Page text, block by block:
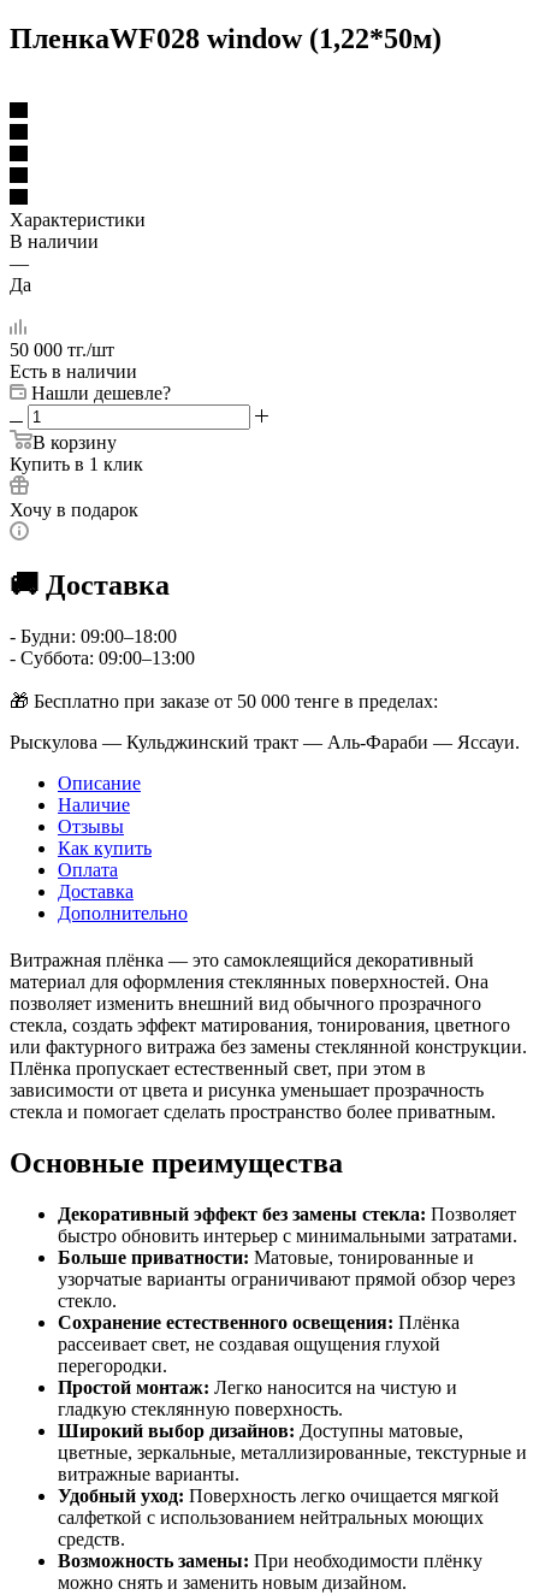
ПленкаWF028 window (1,22*50м)
Характеристики
В наличии
—
Да
50 000 тг./шт
Есть в наличии
Нашли дешевле?
В корзину
Купить в 1 клик
Хочу в подарок
🚚 Доставка
- Будни: 09:00–18:00
- Суббота: 09:00–13:00
🎁 Бесплатно при заказе от 50 000 тенге в пределах:
Рыскулова — Кульджинский тракт — Аль-Фараби — Яссауи.
Описание
Наличие
Отзывы
Как купить
Оплата
Доставка
Дополнительно
Витражная плёнка — это самоклеящийся декоративный
материал для оформления стеклянных поверхностей. Она
позволяет изменить внешний вид обычного прозрачного
стекла, создать эффект матирования, тонирования, цветного
или фактурного витража без замены стеклянной конструкции.
Плёнка пропускает естественный свет, при этом в
зависимости от цвета и рисунка уменьшает прозрачность
стекла и помогает сделать пространство более приватным.
Основные преимущества
Декоративный эффект без замены стекла: Позволяет
быстро обновить интерьер с минимальными затратами.
Больше приватности: Матовые, тонированные и
узорчатые варианты ограничивают прямой обзор через
стекло.
Сохранение естественного освещения: Плёнка
рассеивает свет, не создавая ощущения глухой
перегородки.
Простой монтаж: Легко наносится на чистую и
гладкую стеклянную поверхность.
Широкий выбор дизайнов: Доступны матовые,
цветные, зеркальные, металлизированные, текстурные и
витражные варианты.
Удобный уход: Поверхность легко очищается мягкой
салфеткой с использованием нейтральных моющих
средств.
Возможность замены: При необходимости плёнку
можно снять и заменить новым дизайном.